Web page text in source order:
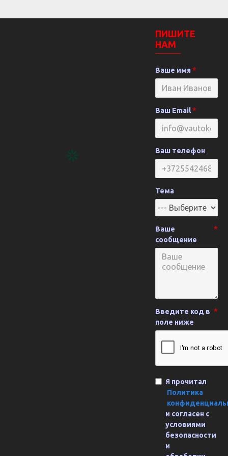
ПИШИТЕ
НАМ
Ваше имя
Ваш Email
Ваш телефон
Тема
Ваше
сообщение
Введите код в
поле ниже
Я прочитал
Политика
и согласен с
условиями
безопасности
и